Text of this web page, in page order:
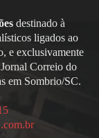
destinado à
ligados ao
e exclusivamente
Correio do
em Sombrio/SC.